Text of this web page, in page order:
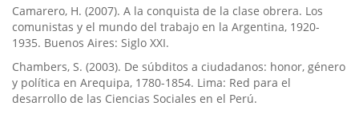
Camarero, H. (2007). A la conquista de la clase obrera. Los
comunistas y el mundo del trabajo en la Argentina, 1920-
1935. Buenos Aires: Siglo XXI.
Chambers, S. (2003). De súbditos a ciudadanos: honor, género
y polí­tica en Arequipa, 1780-1854. Lima: Red para el
desarrollo de las Ciencias Sociales en el Perú.